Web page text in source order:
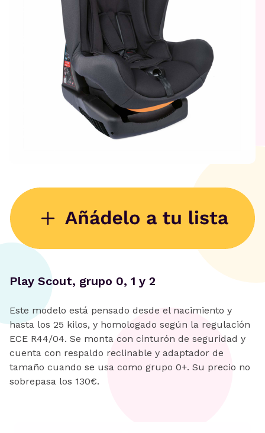
Play Scout, grupo 0, 1 y 2
Este modelo está pensado desde el nacimiento y
hasta los 25 kilos, y homologado según la regulación
ECE R44/04. Se monta con cinturón de seguridad y
cuenta con respaldo reclinable y adaptador de
tamaño cuando se usa como grupo 0+. Su precio no
sobrepasa los 130€.